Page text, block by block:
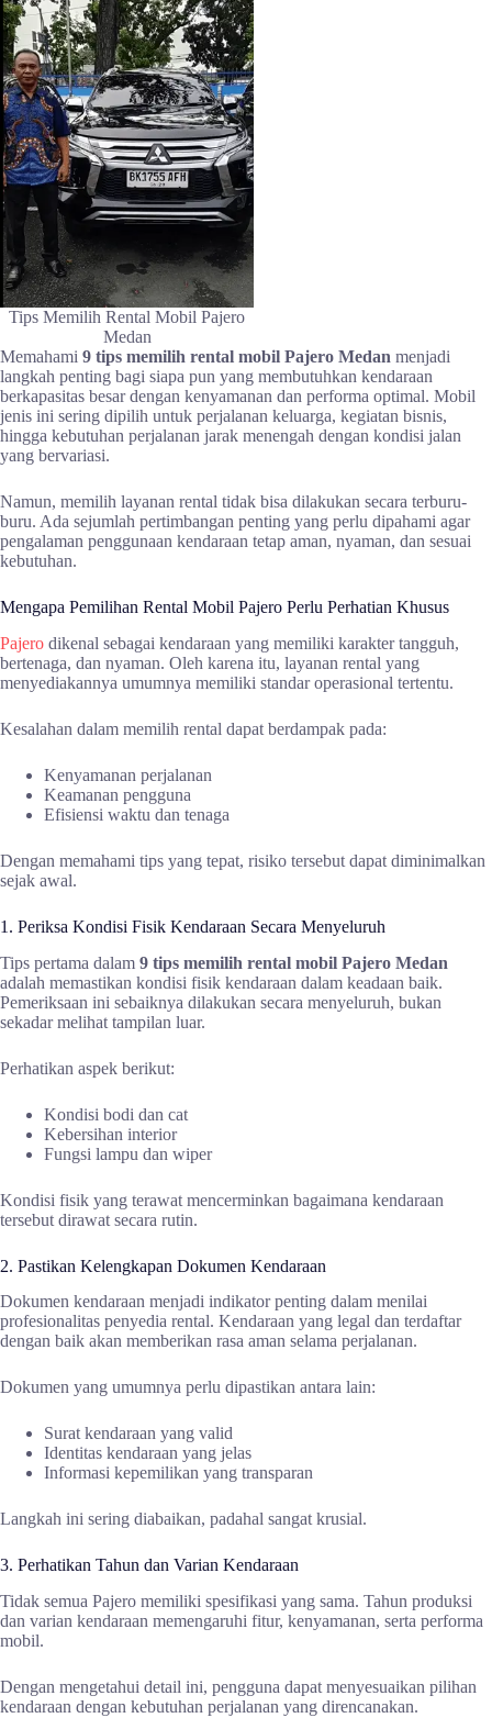
Tips Memilih Rental Mobil Pajero
Medan
Memahami 9 tips memilih rental mobil Pajero Medan menjadi
langkah penting bagi siapa pun yang membutuhkan kendaraan
berkapasitas besar dengan kenyamanan dan performa optimal. Mobil
jenis ini sering dipilih untuk perjalanan keluarga, kegiatan bisnis,
hingga kebutuhan perjalanan jarak menengah dengan kondisi jalan
yang bervariasi.
Namun, memilih layanan rental tidak bisa dilakukan secara terburu-
buru. Ada sejumlah pertimbangan penting yang perlu dipahami agar
pengalaman penggunaan kendaraan tetap aman, nyaman, dan sesuai
kebutuhan.
Mengapa Pemilihan Rental Mobil Pajero Perlu Perhatian Khusus
Pajero dikenal sebagai kendaraan yang memiliki karakter tangguh,
bertenaga, dan nyaman. Oleh karena itu, layanan rental yang
menyediakannya umumnya memiliki standar operasional tertentu.
Kesalahan dalam memilih rental dapat berdampak pada:
Kenyamanan perjalanan
Keamanan pengguna
Efisiensi waktu dan tenaga
Dengan memahami tips yang tepat, risiko tersebut dapat diminimalkan
sejak awal.
1. Periksa Kondisi Fisik Kendaraan Secara Menyeluruh
Tips pertama dalam 9 tips memilih rental mobil Pajero Medan
adalah memastikan kondisi fisik kendaraan dalam keadaan baik.
Pemeriksaan ini sebaiknya dilakukan secara menyeluruh, bukan
sekadar melihat tampilan luar.
Perhatikan aspek berikut:
Kondisi bodi dan cat
Kebersihan interior
Fungsi lampu dan wiper
Kondisi fisik yang terawat mencerminkan bagaimana kendaraan
tersebut dirawat secara rutin.
2. Pastikan Kelengkapan Dokumen Kendaraan
Dokumen kendaraan menjadi indikator penting dalam menilai
profesionalitas penyedia rental. Kendaraan yang legal dan terdaftar
dengan baik akan memberikan rasa aman selama perjalanan.
Dokumen yang umumnya perlu dipastikan antara lain:
Surat kendaraan yang valid
Identitas kendaraan yang jelas
Informasi kepemilikan yang transparan
Langkah ini sering diabaikan, padahal sangat krusial.
3. Perhatikan Tahun dan Varian Kendaraan
Tidak semua Pajero memiliki spesifikasi yang sama. Tahun produksi
dan varian kendaraan memengaruhi fitur, kenyamanan, serta performa
mobil.
Dengan mengetahui detail ini, pengguna dapat menyesuaikan pilihan
kendaraan dengan kebutuhan perjalanan yang direncanakan.